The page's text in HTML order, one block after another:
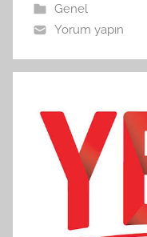
Genel
Yorum yapın